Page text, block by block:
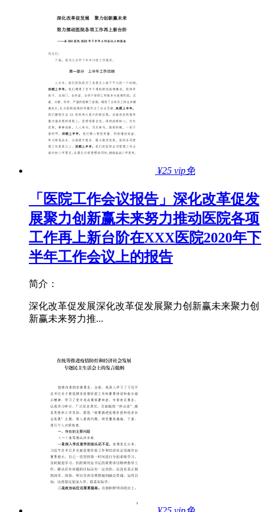
¥25 vip免
「医院工作会议报告」深化改革促发
展聚力创新赢未来努力推动医院各项
工作再上新台阶在XXX医院2020年下
半年工作会议上的报告
简介：
深化改革促发展深化改革促发展聚力创新赢未来聚力创
新赢未来努力推...